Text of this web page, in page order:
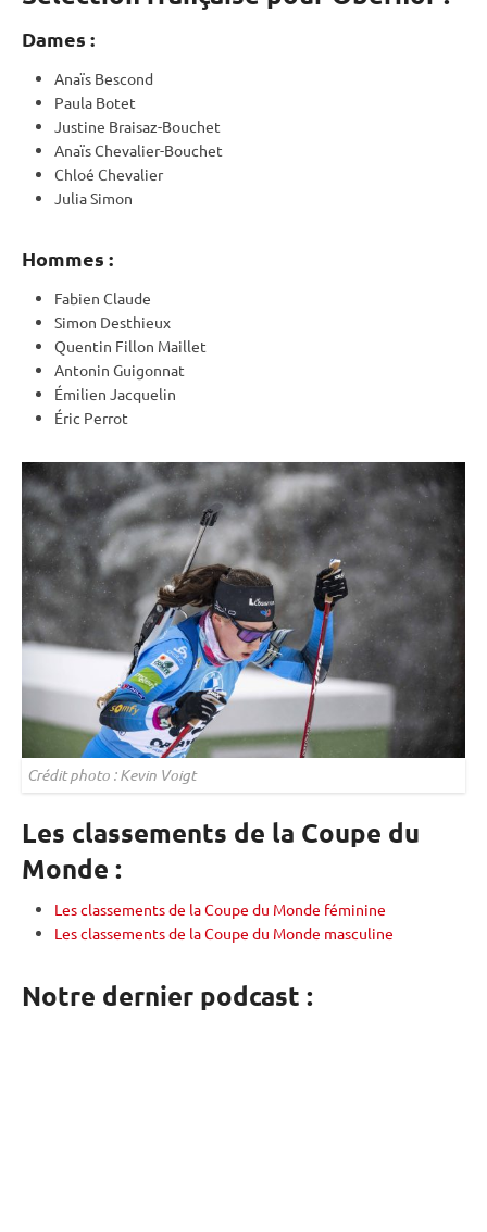
Dames :
Anaïs Bescond
Paula Botet
Justine Braisaz-Bouchet
Anaïs Chevalier-Bouchet
Chloé Chevalier
Julia Simon
Hommes :
Fabien Claude
Simon Desthieux
Quentin Fillon Maillet
Antonin Guigonnat
Émilien Jacquelin
Éric Perrot
Crédit photo : Kevin Voigt
Les classements de la Coupe du
Monde :
Les classements de la Coupe du Monde féminine
Les classements de la Coupe du Monde masculine
Notre dernier podcast :